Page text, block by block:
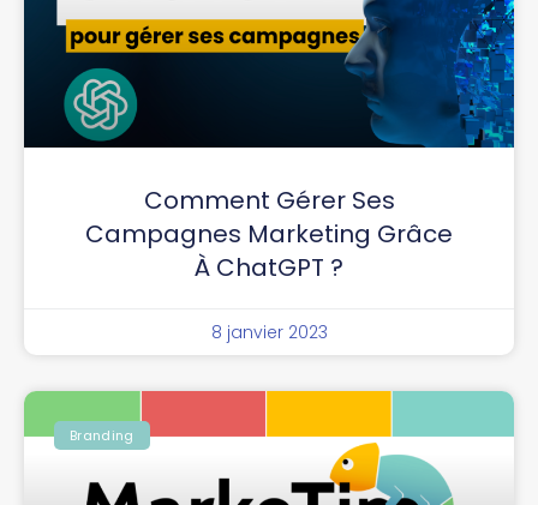
Comment Gérer Ses
Campagnes Marketing Grâce
À ChatGPT ?
8 janvier 2023
Branding